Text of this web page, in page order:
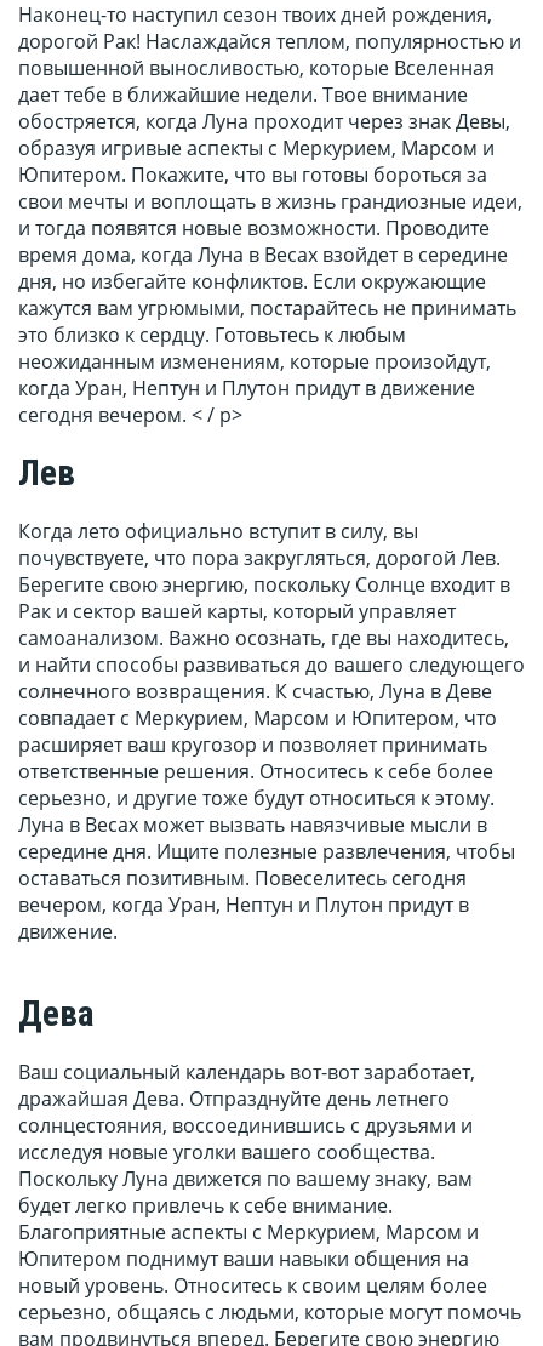
Наконец-то наступил сезон твоих дней рождения,
дорогой Рак! Наслаждайся теплом, популярностью и
повышенной выносливостью, которые Вселенная
дает тебе в ближайшие недели. Твое внимание
обостряется, когда Луна проходит через знак Девы,
образуя игривые аспекты с Меркурием, Марсом и
Юпитером. Покажите, что вы готовы бороться за
свои мечты и воплощать в жизнь грандиозные идеи,
и тогда появятся новые возможности. Проводите
время дома, когда Луна в Весах взойдет в середине
дня, но избегайте конфликтов. Если окружающие
кажутся вам угрюмыми, постарайтесь не принимать
это близко к сердцу. Готовьтесь к любым
неожиданным изменениям, которые произойдут,
когда Уран, Нептун и Плутон придут в движение
сегодня вечером. < / p>
Лев
Когда лето официально вступит в силу, вы
почувствуете, что пора закругляться, дорогой Лев.
Берегите свою энергию, поскольку Солнце входит в
Рак и сектор вашей карты, который управляет
самоанализом. Важно осознать, где вы находитесь,
и найти способы развиваться до вашего следующего
солнечного возвращения. К счастью, Луна в Деве
совпадает с Меркурием, Марсом и Юпитером, что
расширяет ваш кругозор и позволяет принимать
ответственные решения. Относитесь к себе более
серьезно, и другие тоже будут относиться к этому.
Луна в Весах может вызвать навязчивые мысли в
середине дня. Ищите полезные развлечения, чтобы
оставаться позитивным. Повеселитесь сегодня
вечером, когда Уран, Нептун и Плутон придут в
движение.
Дева
Ваш социальный календарь вот-вот заработает,
дражайшая Дева. Отпразднуйте день летнего
солнцестояния, воссоединившись с друзьями и
исследуя новые уголки вашего сообщества.
Поскольку Луна движется по вашему знаку, вам
будет легко привлечь к себе внимание.
Благоприятные аспекты с Меркурием, Марсом и
Юпитером поднимут ваши навыки общения на
новый уровень. Относитесь к своим целям более
серьезно, общаясь с людьми, которые могут помочь
вам продвинуться вперед. Берегите свою энергию